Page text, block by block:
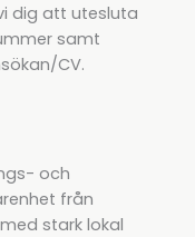
dig att utesluta
samt
CV.
och
från
stark lokal